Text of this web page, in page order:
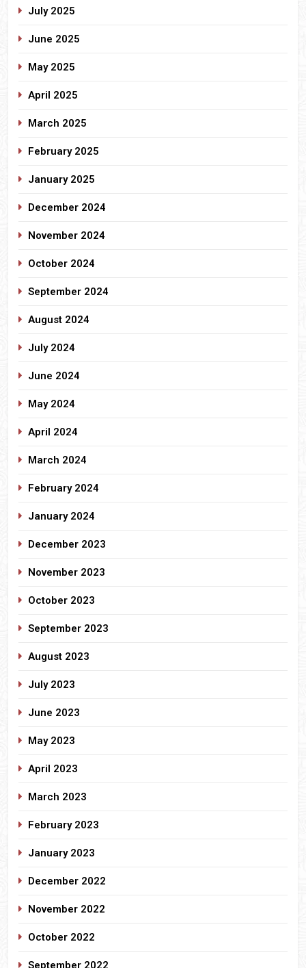
July 2025
June 2025
May 2025
April 2025
March 2025
February 2025
January 2025
December 2024
November 2024
October 2024
September 2024
August 2024
July 2024
June 2024
May 2024
April 2024
March 2024
February 2024
January 2024
December 2023
November 2023
October 2023
September 2023
August 2023
July 2023
June 2023
May 2023
April 2023
March 2023
February 2023
January 2023
December 2022
November 2022
October 2022
September 2022